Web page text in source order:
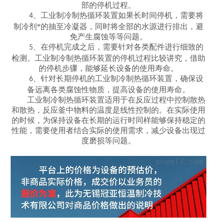
部的停机过程。
4 、工业制冷制热循环装置如果长时间停机，需要将
制冷剂*的抽至冷凝器，同时将全部的水源进行排出，避
免产生腐蚀等等问题。
5 、在停机完成之后，需要针对各类配件进行细致的
检测。工业制冷制热循环装置的停机过程比较讲究，借助
的停机步骤，能够延长设备的使用寿命。
6 、针对长期停机的工业制冷制热循环装置，确保设
备远离各类腐蚀性物质，提高设备的使用寿命。
工业制冷制热循环装置适用于在反应过程中控制散热
和散热，反应釜中物料的温度是线性控制的。在实际使用
的时候，为保持设备在长期的运行时同样能够保持稳定的
性能，需要使用者结合实际的使用需求，减少设备出现过
度磨损等问题。